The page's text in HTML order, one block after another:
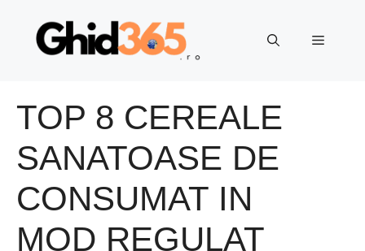
conținut
Meniu
TOP 8 CEREALE
SANATOASE DE
CONSUMAT IN
MOD REGULAT